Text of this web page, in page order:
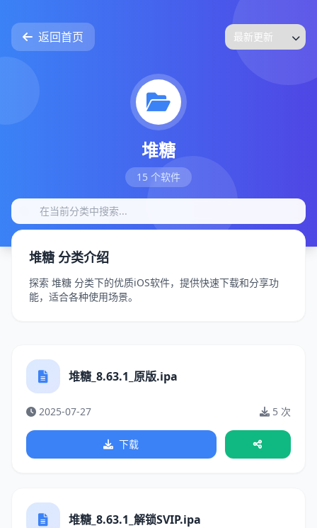
返回首页
堆糖
15 个软件
堆糖 分类介绍
探索 堆糖 分类下的优质iOS软件，提供快速下载和分享功
能，适合各种使用场景。
堆糖_8.63.1_原版.ipa
2025-07-27 5 次
下载
堆糖_8.63.1_解锁SVIP.ipa